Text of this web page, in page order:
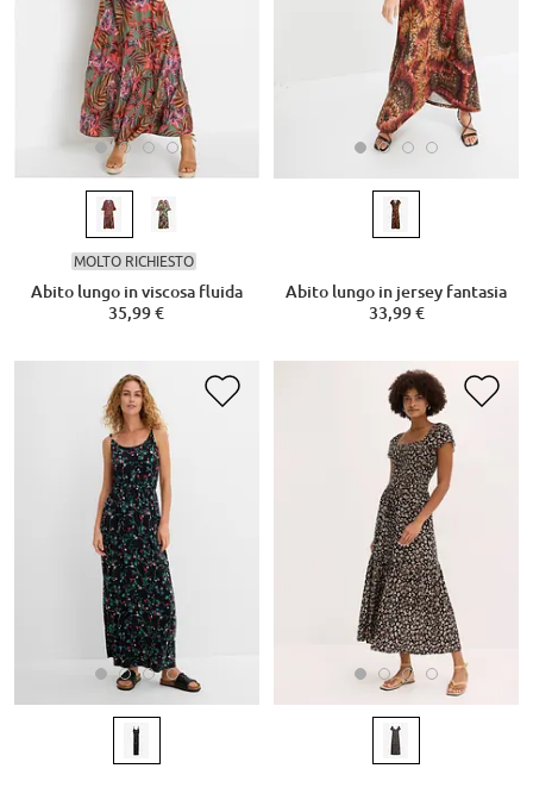
MOLTO RICHIESTO
Abito lungo in viscosa fluida
35,99 €
Abito lungo in jersey fantasia
33,99 €